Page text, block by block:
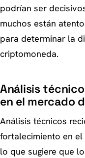
podrían ser
muchos están
para determinar la
criptomoneda.
Análisis
en el mercado
Análisis técnicos
fortalecimiento en
lo que sugiere que